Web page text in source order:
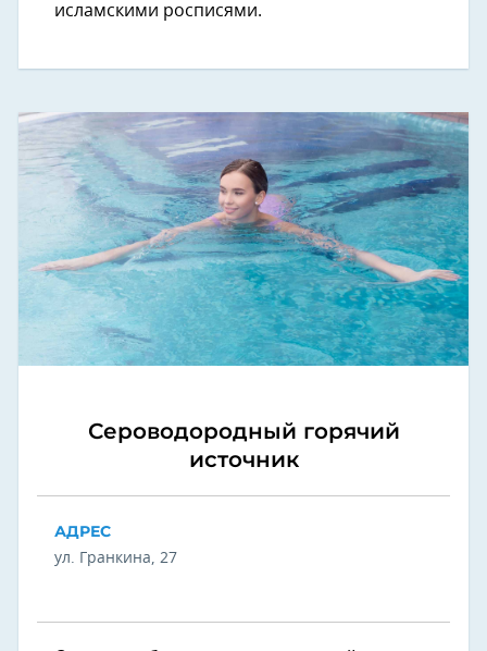
исламскими росписями.
Сероводородный горячий
источник
АДРЕС
ул. Гранкина, 27